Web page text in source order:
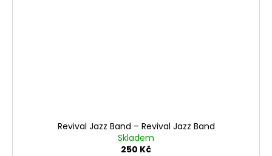
Revival Jazz Band – Revival Jazz Band
Skladem
250 Kč